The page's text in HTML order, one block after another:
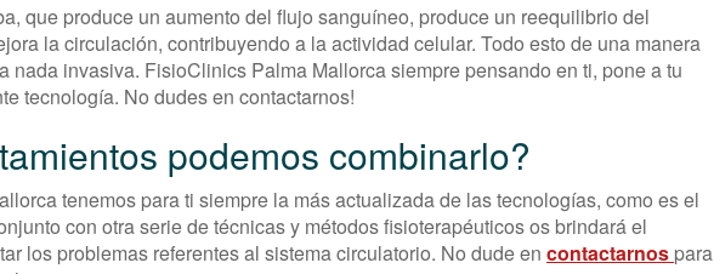
que produce un aumento del flujo sanguíneo, produce un reequilibrio del
la circulación, contribuyendo a la actividad celular. Todo esto de una manera
nada invasiva. FisioClinics Palma Mallorca siempre pensando en ti, pone a tu
tecnología. No dudes en contactarnos!
podemos combinarlo?
tenemos para ti siempre la más actualizada de las tecnologías, como es el
con otra serie de técnicas y métodos fisioterapéuticos os brindará el
los problemas referentes al sistema circulatorio. No dude en contactarnos para